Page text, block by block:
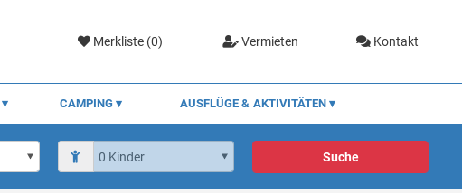
Merkliste (0) Vermieten Kontakt
CAMPING AUSFLÜGE & AKTIVITÄTEN
Suche